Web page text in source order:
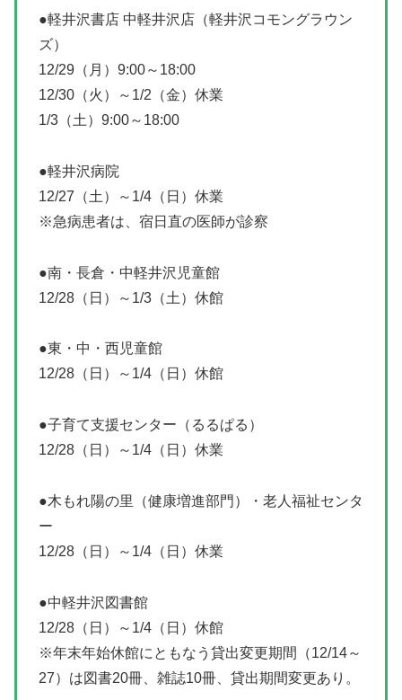
●軽井沢書店 中軽井沢店（軽井沢コモングラウン
ズ）
12/29（月）9:00～18:00
12/30（火）～1/2（金）休業
1/3（土）9:00～18:00
●軽井沢病院
12/27（土）～1/4（日）休業
※急病患者は、宿日直の医師が診察
●南・長倉・中軽井沢児童館
12/28（日）～1/3（土）休館
●東・中・西児童館
12/28（日）～1/4（日）休館
●子育て支援センター（るるぱる）
12/28（日）～1/4（日）休業
●木もれ陽の里（健康増進部門）・老人福祉センタ
ー
12/28（日）～1/4（日）休業
●中軽井沢図書館
12/28（日）～1/4（日）休館
※年末年始休館にともなう貸出変更期間（12/14～
27）は図書20冊、雑誌10冊、貸出期間変更あり。